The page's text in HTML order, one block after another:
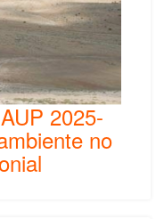
2025-
no